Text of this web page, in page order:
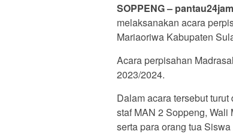
SOPPENG –
melaksanakan acara
Mariaoriwa Kabupaten
Acara perpisahan
2023/2024.
Dalam acara tersebut
staf MAN 2 Soppeng,
serta para orang tua